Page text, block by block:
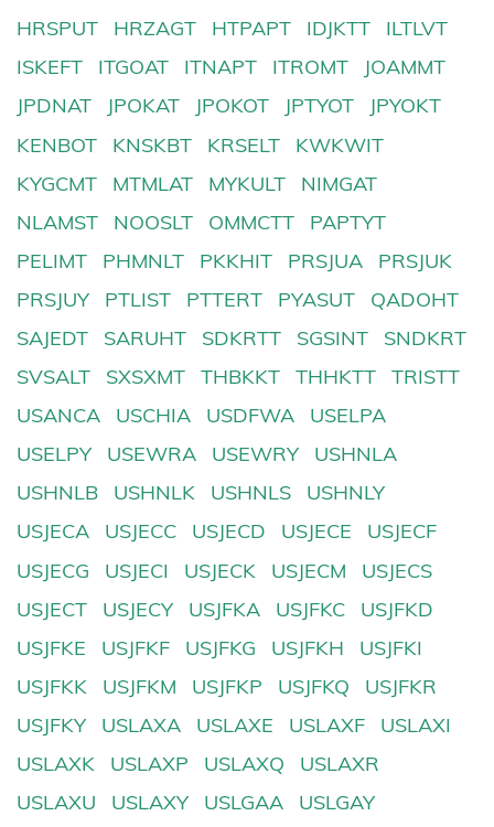
HRSPUT
HRZAGT HTPAPT IDJKTT
ILTLVT
ISKEFT
ITGOAT ITNAPT ITROMT
JOAMMT
JPDNAT
JPOKAT JPOKOT JPTYOT
JPYOKT
KENBOT
KNSKBT KRSELT
KWKWIT
KYGCMT
MTMLAT MYKULT
NIMGAT
NLAMST
NOOSLT OMMCTT
PAPTYT
PELIMT
PHMNLT PKKHIT PRSJUA
PRSJUK
PRSJUY
PTLIST PTTERT PYASUT
QADOHT
SAJEDT
SARUHT SDKRTT SGSINT
SNDKRT
SVSALT
SXSXMT THBKKT THHKTT
TRISTT
USANCA
USCHIA USDFWA
USELPA
USELPY
USEWRA USEWRY
USHNLA
USHNLB
USHNLK USHNLS
USHNLY
USJECA
USJECC USJECD USJECE
USJECF
USJECG
USJECI USJECK USJECM
USJECS
USJECT
USJECY USJFKA USJFKC
USJFKD
USJFKE
USJFKF USJFKG USJFKH
USJFKI
USJFKK
USJFKM USJFKP USJFKQ
USJFKR
USJFKY
USLAXA USLAXE USLAXF
USLAXI
USLAXK
USLAXP USLAXQ
USLAXR
USLAXU
USLAXY USLGAA
USLGAY